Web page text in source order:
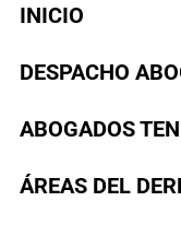
INICIO
DESPACHO
ABOGADOS
ÁREAS DEL